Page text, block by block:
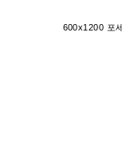
600x1200 포